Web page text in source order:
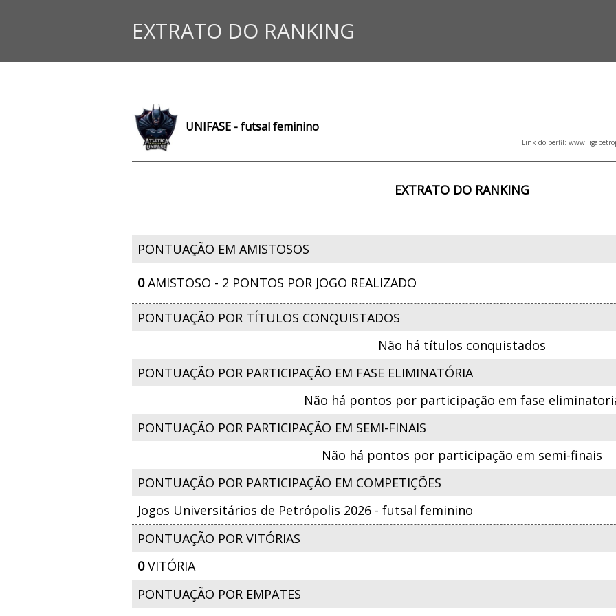
EXTRATO DO RANKING
UNIFASE - futsal feminino
Link do perfil:
EXTRATO DO RANKING
PONTUAÇÃO EM AMISTOSOS
0AMISTOSO - 2 PONTOS POR JOGO REALIZADO
PONTUAÇÃO POR TÍTULOS CONQUISTADOS
Não há títulos conquistados
PONTUAÇÃO POR PARTICIPAÇÃO EM FASE ELIMINATÓRIA
Não há pontos por participação em fase
PONTUAÇÃO POR PARTICIPAÇÃO EM SEMI-FINAIS
Não há pontos por participação em semi-finais
PONTUAÇÃO POR PARTICIPAÇÃO EM COMPETIÇÕES
Jogos Universitários de Petrópolis 2026 - futsal feminino
PONTUAÇÃO POR VITÓRIAS
0VITÓRIA
PONTUAÇÃO POR EMPATES